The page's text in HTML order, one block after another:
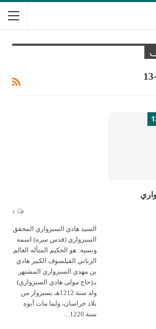
السيد هادي السبزواري المحقق
السبزواري (قدس سره) اسمه
ونسبه: هو الحكيم المتأله العالم
الرباني الفيلسوف الكبير هادي
بن مهدي السبزواري المشتهر
بـ(حاج مولى هادي السبزواري)
ولد سنة 1212هـ بسبزوار من
بلاد خراسان، ولما مات أبوه
سنة 1220…